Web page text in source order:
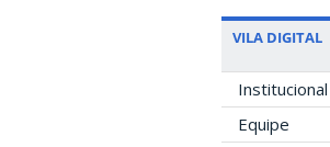
VILA DIGITAL
Institucional
Equipe